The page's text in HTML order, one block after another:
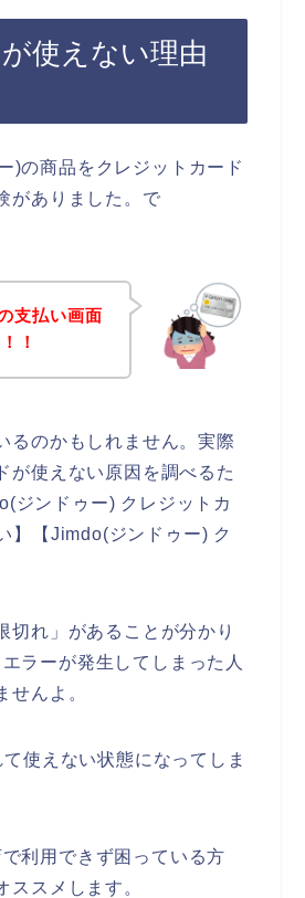
使えない理由
)の商品をクレジットカード
がありました。で
支払い画面
！
るのかもしれません。実際
が使えない原因を調べるた
ジンドゥー) クレジットカ
【Jimdo(ジンドゥー) ク
切れ」があることが分かり
ラーが発生してしまった人
んよ。
使えない状態になってしま
利用できず困っている方
スメします。